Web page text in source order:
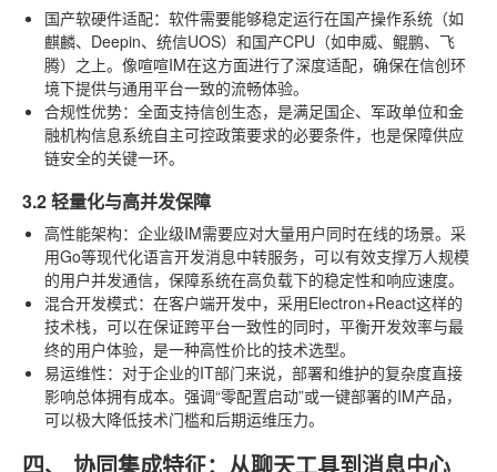
国产软硬件适配：软件需要能够稳定运行在国产操作系统（如
麒麟、Deepin、统信UOS）和国产CPU（如申威、鲲鹏、飞
腾）之上。像喧喧IM在这方面进行了深度适配，确保在信创环
境下提供与通用平台一致的流畅体验。
合规性优势：全面支持信创生态，是满足国企、军政单位和金
融机构信息系统自主可控政策要求的必要条件，也是保障供应
链安全的关键一环。
3.2 轻量化与高并发保障
高性能架构：企业级IM需要应对大量用户同时在线的场景。采
用Go等现代化语言开发消息中转服务，可以有效支撑万人规模
的用户并发通信，保障系统在高负载下的稳定性和响应速度。
混合开发模式：在客户端开发中，采用Electron+React这样的
技术栈，可以在保证跨平台一致性的同时，平衡开发效率与最
终的用户体验，是一种高性价比的技术选型。
易运维性：对于企业的IT部门来说，部署和维护的复杂度直接
影响总体拥有成本。强调“零配置启动”或一键部署的IM产品，
可以极大降低技术门槛和后期运维压力。
四、 协同集成特征：从聊天工具到消息中心